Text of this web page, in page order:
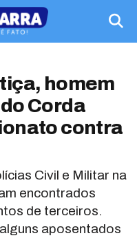
homem
Corda
contra
Civil e Militar na
encontrados
de terceiros.
aposentados